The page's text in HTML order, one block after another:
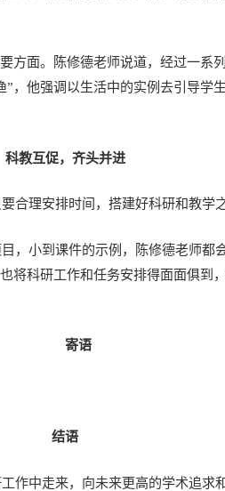
方面。陈修德老师说道，经过一
，他强调以生活中的实例去引导
科教互促，齐头并进
理安排时间，搭建好科研和教学
小到课件的示例，陈修德老师都
将科研工作和任务安排得面面俱
寄语
结语
中走来，向未来更高的学术追求